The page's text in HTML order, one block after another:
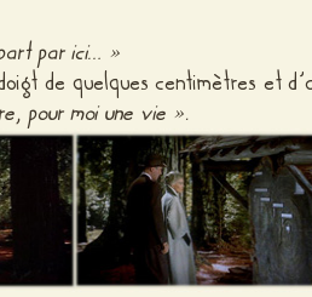
par ici… »
de quelques centimètres et
pour moi une vie ».